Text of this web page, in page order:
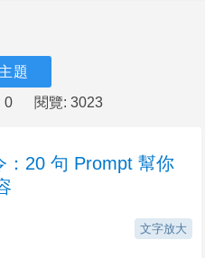
題
0 閱覽: 3023
：20 句 Prompt 幫你
文字放大